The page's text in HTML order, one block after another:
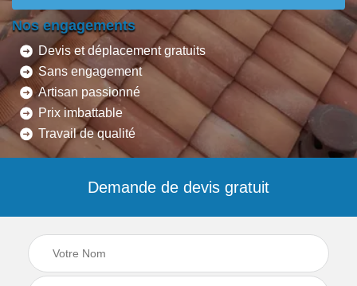
Nos engagements
Devis et déplacement gratuits
Sans engagement
Artisan passionné
Prix imbattable
Travail de qualité
Demande de devis gratuit